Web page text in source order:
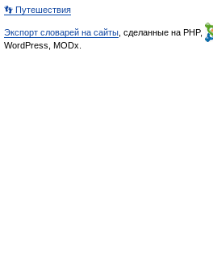
👣 Путешествия
Экспорт словарей на сайты , сделанные на PHP,
WordPress, MODx.